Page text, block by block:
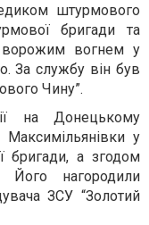
штурмового
бригади та
ворожим вогнем у
За службу він був
Чину”.
на Донецькому
Максимільянівки у
бригади, а згодом
нагородили
ЗСУ “Золотий